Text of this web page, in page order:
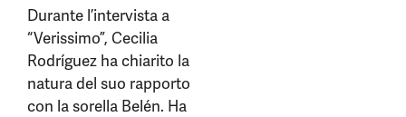
Durante l’intervista a
“Verissimo”, Cecilia
Rodríguez ha chiarito la
natura del suo rapporto
con la sorella Belén. Ha